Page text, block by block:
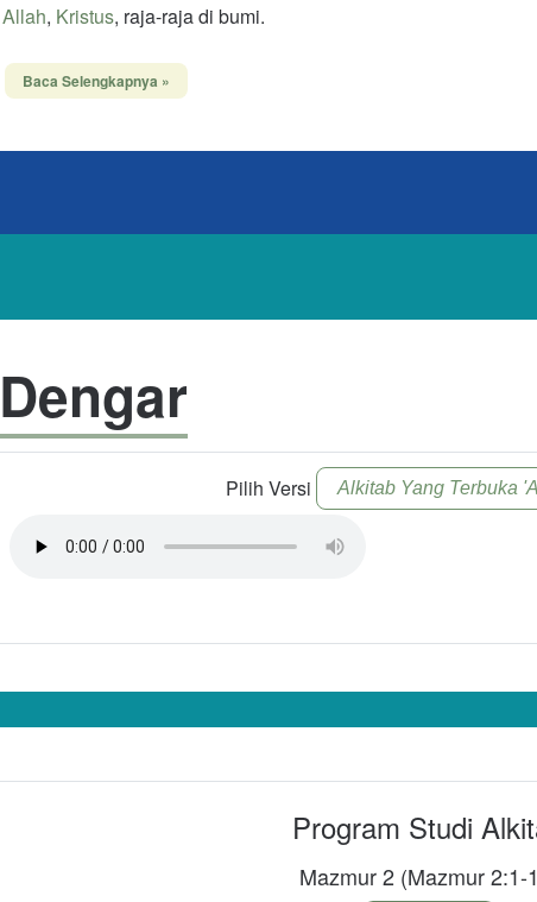
Allah, Kristus, raja-raja di bumi.
Nama dan Tempat
Sion,TUHAN
Kesimpulan
menyerahkan hidupnya kepada Yesus sekarang dan adalah
Fakta
yang diselamatkan dengan darah-Nya yang berharga, kuk itu
Baca Selengkapnya »
Dengar
Pilih Versi Alkitab Yang Terbuka
Program Studi
Mazmur 2 (Mazmur 2:1-